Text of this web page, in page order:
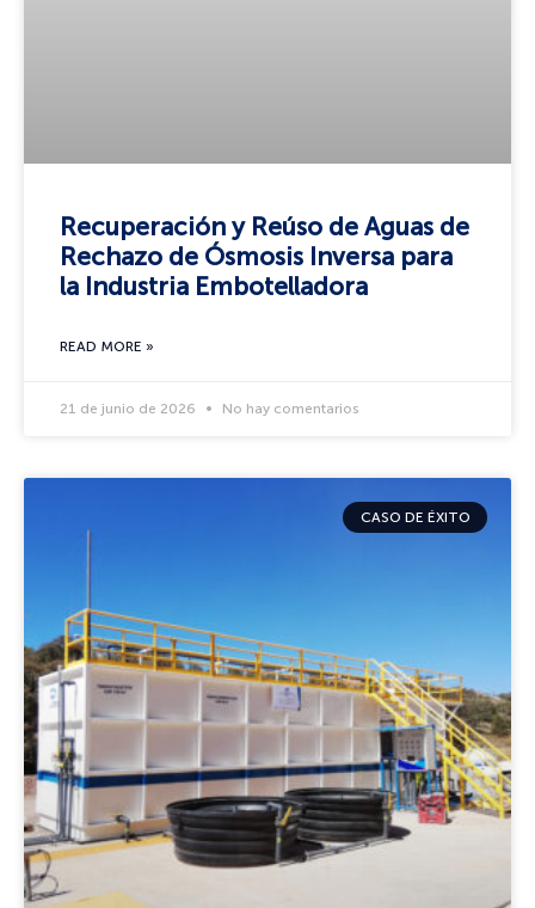
Recuperación y Reúso de Aguas de
Rechazo de Ósmosis Inversa para
la Industria Embotelladora
READ MORE »
21 de junio de 2026 No hay comentarios
CASO DE ÉXITO